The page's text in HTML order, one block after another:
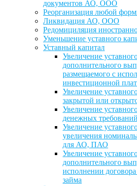
документов АО, ООО
Реорганизация любой
Ликвидация АО, ООО
Редомициляция
Уменьшение уставного
Уставный капитал
Увеличение
дополнительного
размещаемого с
инвестиционной
Увеличение
закрытой или
Увеличение
денежных требований
Увеличение
увеличения
для АО, ПАО
Увеличение
дополнительного
исполнении
займа